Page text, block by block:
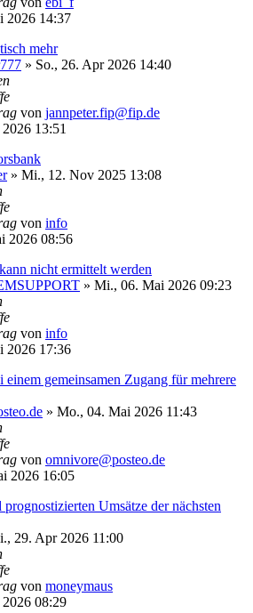
2026 14:37
mehr
» So., 26. Apr 2026 14:40
von jannpeter.fip@fip.de
13:51
» Mi., 12. Nov 2025 13:08
von info
2026 08:56
nicht ermittelt werden
» Mi., 06. Mai 2026 09:23
von info
2026 17:36
gemeinsamen Zugang für mehrere
» Mo., 04. Mai 2026 11:43
von omnivore@posteo.de
2026 16:05
Umsätze der nächsten
29. Apr 2026 11:00
von moneymaus
08:29